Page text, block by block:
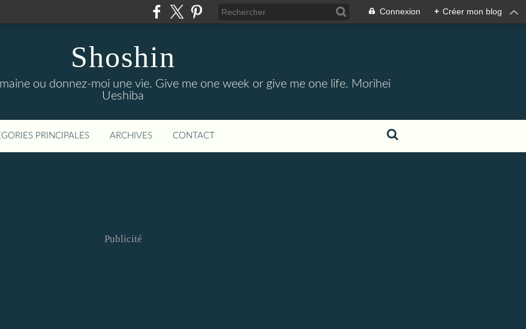
Connexion + Créer mon blog
Shoshin
ou donnez-moi une vie. Give me one week or give me one life. Morihei
Ueshiba
PRINCIPALES ARCHIVES CONTACT
Publicité